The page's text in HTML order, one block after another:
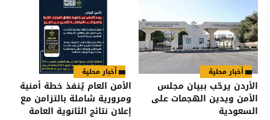
أخبار محلية
الأردن يرحّب ببيان مجلس
الأمن ويدين الهجمات على
السعودية
أخبار محلية
الأمن العام يُنفذ خطة أمنية
ومرورية شاملة بالتزامن مع
إعلان نتائج الثانوية العامة